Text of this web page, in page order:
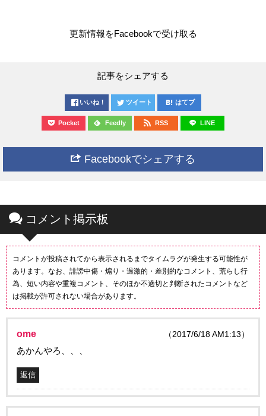
更新情報をFacebookで受け取る
記事をシェアする
いいね！ ツイート はてブ
Pocket Feedly RSS LINE
Facebookでシェアする
コメント掲示板
コメントが投稿されてから表示されるまでタイムラグが発生する可能性が
あります。なお、誹謗中傷・煽り・過激的・差別的なコメント、荒らし行
為、短い内容や重複コメント、そのほか不適切と判断されたコメントなど
は掲載が許可されない場合があります。
ome （2017/6/18 AM1:13）
あかんやろ、、、
返信